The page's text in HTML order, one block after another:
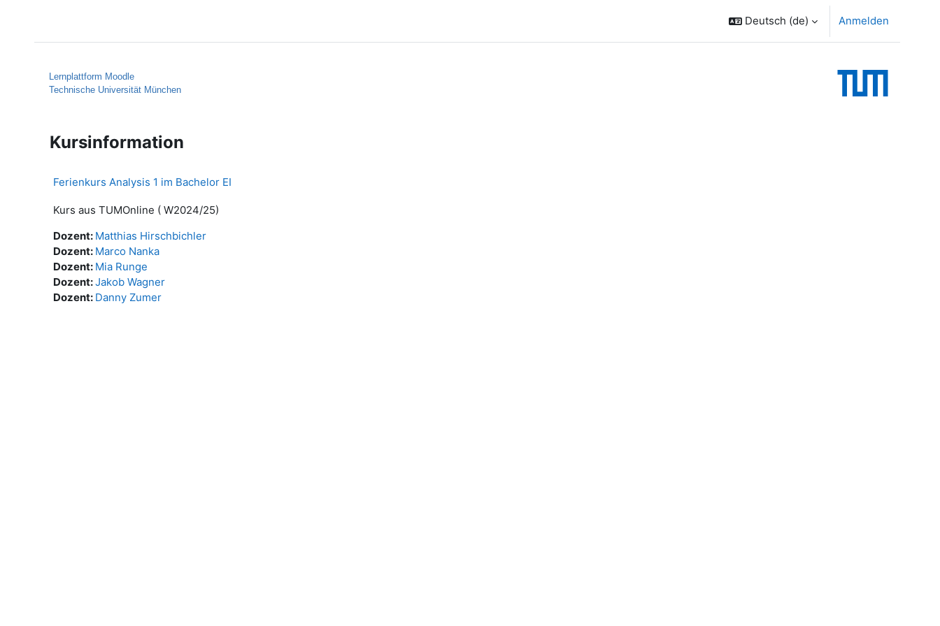
Deutsch ‎(de)‎ Anmelden
Lernplattform Moodle
Technische Universität München
Kursinformation
Ferienkurs Analysis 1 im Bachelor EI
Kurs aus TUMOnline ( W2024/25)
Dozent: Matthias Hirschbichler
Dozent: Marco Nanka
Dozent: Mia Runge
Dozent:Jakob Wagner
Dozent: Danny Zumer